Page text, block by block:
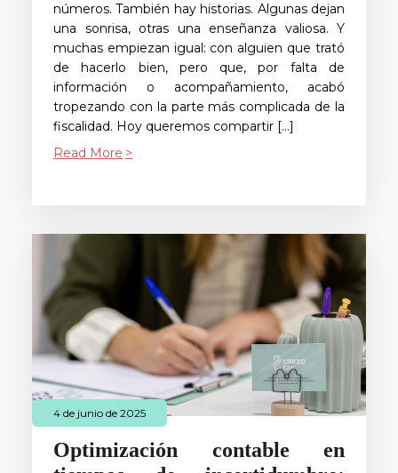
números. También hay historias. Algunas dejan
una sonrisa, otras una enseñanza valiosa. Y
muchas empiezan igual: con alguien que trató
de hacerlo bien, pero que, por falta de
información o acompañamiento, acabó
tropezando con la parte más complicada de la
fiscalidad. Hoy queremos compartir […]
Read More
4 de junio de 2025
Optimización contable en